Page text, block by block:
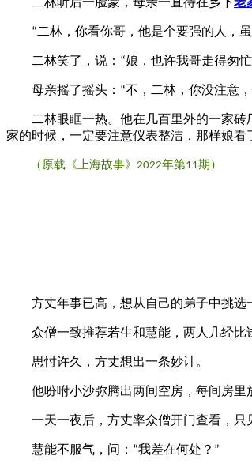
“二林，你看你哥，他是个要强的人，
二林笑了，说： “娘，也许我哥走得匆
母亲摇了摇头： “不，二林，你没注意
二林眼眶一热。他在几百里外的一家砖厂
家的时候，一定要注意仪表整洁，那样娘看
（原载《上海故事》 2022年第11期）
方丈年事已高，想从自己的弟子中挑选
众僧一致推荐若生和慧能，两人几经比
思忖许久，方丈想出一条妙计。
他吩咐小沙弥腾出两间空房，每间房里
一天一夜后，方丈率众僧开门查看，只
慧能不服气，问： “我差在何处？ ”